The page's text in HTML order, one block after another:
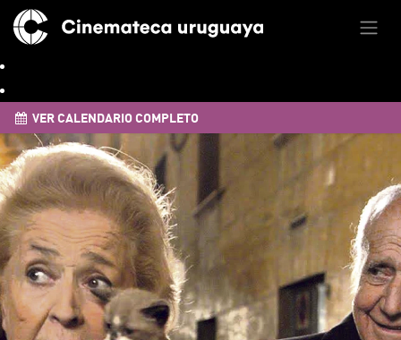
VER CALENDARIO COMPLETO